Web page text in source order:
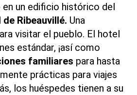
un edificio histórico del
Ribeauvillé. Una
visitar el pueblo. El hotel
estándar, ¡así como
familiares para hasta
prácticas para viajes
los huéspedes tienen a su